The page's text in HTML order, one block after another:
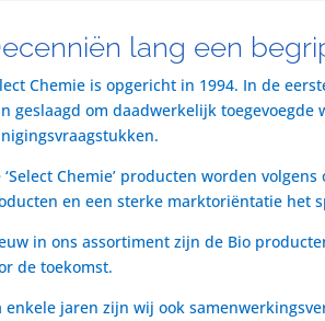
lang een
Chemie is opgericht in 1994. In de
geslaagd om daadwerkelijk
‘Select Chemie’ producten worden
en een sterke marktoriëntatie het
in ons assortiment zijn de Bio
de toekomst.
enkele jaren zijn wij ook